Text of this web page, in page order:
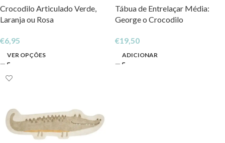
Crocodilo Articulado Verde,
Laranja ou Rosa
€6,95
VER OPÇÕES
Tábua de Entrelaçar Média:
George o Crocodilo
€19,50
ADICIONAR